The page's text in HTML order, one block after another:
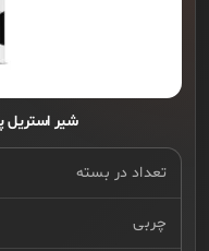
شیر استریل پرچرب
تعداد در بسته
چربی